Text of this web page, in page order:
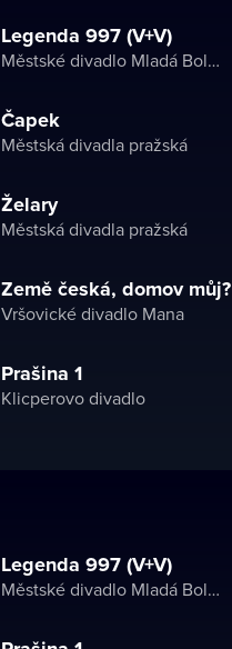
Legenda 997 (V+V)
Městské divadlo Mladá Boleslav
Čapek
Městská divadla pražská
Želary
Městská divadla pražská
Země česká, domov můj?
Vršovické divadlo Mana
Prašina 1
Klicperovo divadlo
Legenda 997 (V+V)
Městské divadlo Mladá Boleslav